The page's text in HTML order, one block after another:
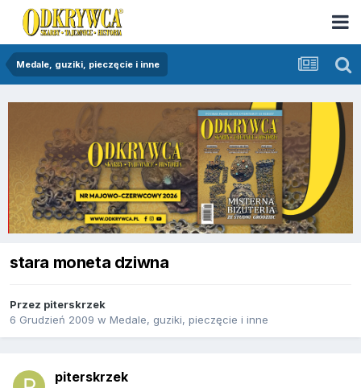
Medale, guziki, pieczęcie i inne
stara moneta dziwna
Przez piterskrzek
6 Grudzień 2009 w Medale, guziki, pieczęcie i inne
piterskrzek